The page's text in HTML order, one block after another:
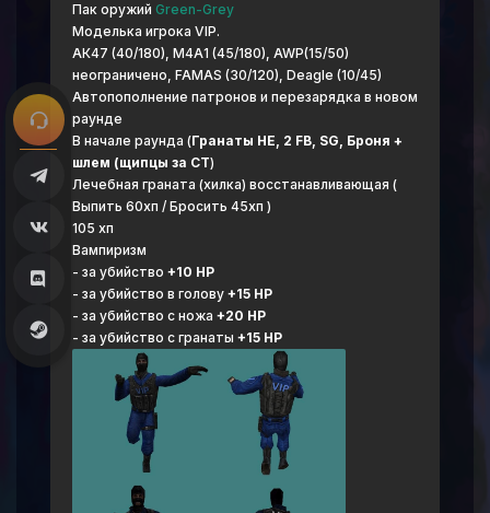
Пак оружий Green-Grey
Моделька игрока VIP.
АК47 (40/180), М4А1 (45/180), AWP(15/50)
неограничено, FAMAS (30/120), Deagle (10/45)
Автопополнение патронов и перезарядка в новом
раунде
В начале раунда (Гранаты HE, 2 FB, SG, Броня +
шлем (щипцы за CT)
Лечебная граната (хилка) восстанавливающая (
Выпить 60хп / Бросить 45хп )
105 хп
Вампиризм
- за убийство +10 HP
- за убийство в голову +15 HP
- за убийство с ножа +20 HP
- за убийство с гранаты +15 HP